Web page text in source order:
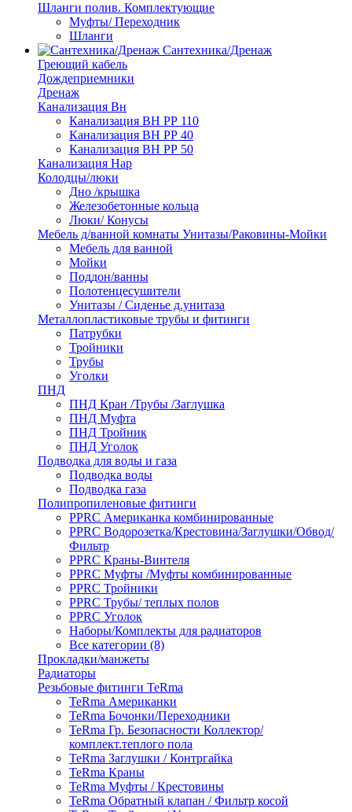
Шланги полив. Комплектующие
Муфты/ Переходник
Шланги
Сантехника/Дренаж
Греющий кабель
Дождеприемники
Дренаж
Канализация Вн
Канализация ВН РР 110
Канализация ВН РР 40
Канализация ВН РР 50
Канализация Нар
Колодцы/люки
Дно /крышка
Железобетонные кольца
Люки/ Конусы
Мебель д/ванной комнаты Унитазы/Раковины-Мойки
Мебель для ванной
Мойки
Поддон/ванны
Полотенцесушители
Унитазы / Сиденье д.унитаза
Металлопластиковые трубы и фитинги
Патрубки
Тройники
Трубы
Уголки
ПНД
ПНД Кран /Трубы /Заглушка
ПНД Муфта
ПНД Тройник
ПНД Уголок
Подводка для воды и газа
Подводка воды
Подводка газа
Полипропиленовые фитинги
PPRC Американка комбинированные
PPRC Водорозетка/Крестовина/Заглушки/Обвод/
Фильтр
PPRC Краны-Винтеля
PPRC Муфты /Муфты комбинированные
PPRC Тройники
PPRC Трубы/ теплых полов
PPRC Уголок
Наборы/Комплекты для радиаторов
Все категории (8)
Прокладки/манжеты
Радиаторы
Резьбовые фитинги TeRma
TeRma Американки
TeRma Бочонки/Переходники
TeRma Гр. Безопасности Коллектор/
комплект.теплого пола
TeRma Заглушки / Контргайка
TeRma Краны
TeRma Муфты / Крестовины
TeRma Обратный клапан / Фильтр косой